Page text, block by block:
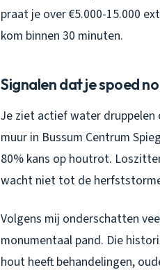
praat je over €5.000-15.000
kom binnen 30 minuten.
Signalen dat je spoed
Je ziet actief water druppelen
muur in Bussum Centrum
80% kans op houtrot.
wacht niet tot de
Volgens mij onderschatten
monumentaal pand. Die
hout heeft behandelingen,